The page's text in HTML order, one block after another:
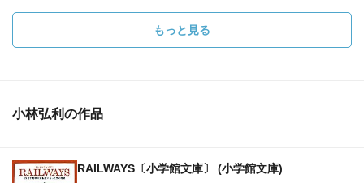
もっと見る
小林弘利の作品
RAILWAYS〔小学館文庫〕 (小学館文庫)